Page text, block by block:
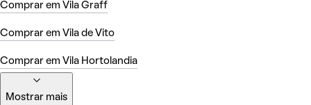
Comprar em Vila Graff
Comprar em Vila de Vito
Comprar em Vila Hortolandia
Mostrar mais